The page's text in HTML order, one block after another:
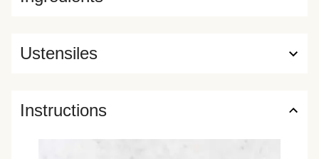
Ustensiles
Instructions